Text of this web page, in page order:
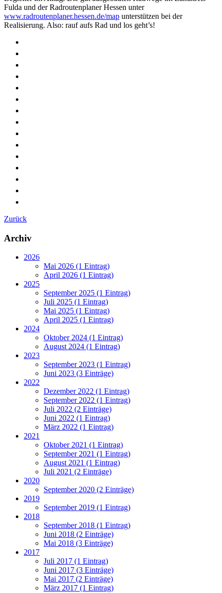
Fulda und der Radroutenplaner Hessen unter
www.radroutenplaner.hessen.de/map unterstützen bei der
Realisierung. Also: rauf aufs Rad und los geht’s!
Zurück
Archiv
2026
Mai 2026 (1 Eintrag)
April 2026 (1 Eintrag)
2025
September 2025 (1 Eintrag)
Juli 2025 (1 Eintrag)
Mai 2025 (1 Eintrag)
April 2025 (1 Eintrag)
2024
Oktober 2024 (1 Eintrag)
August 2024 (1 Eintrag)
2023
September 2023 (1 Eintrag)
Juni 2023 (3 Einträge)
2022
Dezember 2022 (1 Eintrag)
September 2022 (1 Eintrag)
Juli 2022 (2 Einträge)
Juni 2022 (1 Eintrag)
März 2022 (1 Eintrag)
2021
Oktober 2021 (1 Eintrag)
September 2021 (1 Eintrag)
August 2021 (1 Eintrag)
Juli 2021 (2 Einträge)
2020
September 2020 (2 Einträge)
2019
September 2019 (1 Eintrag)
2018
September 2018 (1 Eintrag)
Juni 2018 (2 Einträge)
Mai 2018 (3 Einträge)
2017
Juli 2017 (1 Eintrag)
Juni 2017 (3 Einträge)
Mai 2017 (2 Einträge)
März 2017 (1 Eintrag)